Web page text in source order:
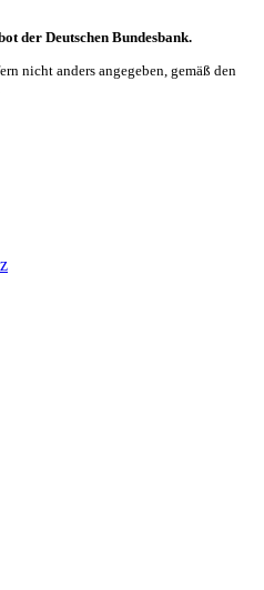
der Deutschen Bundesbank.
nicht anders angegeben, gemäß den